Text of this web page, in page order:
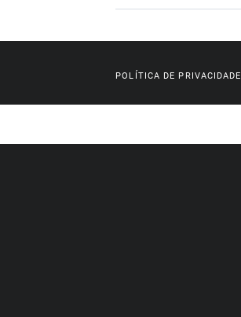
POLÍTICA DE PRIVACIDADE